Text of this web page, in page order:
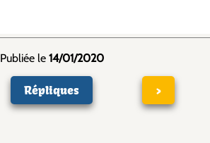
Publiée le 14/01/2020
Répliques >